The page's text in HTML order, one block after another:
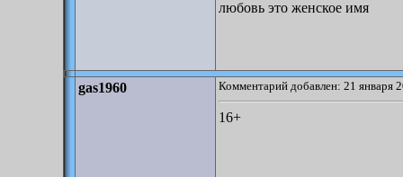
любовь это женское имя
gas1960 Комментарий добавлен: 21 января
16+